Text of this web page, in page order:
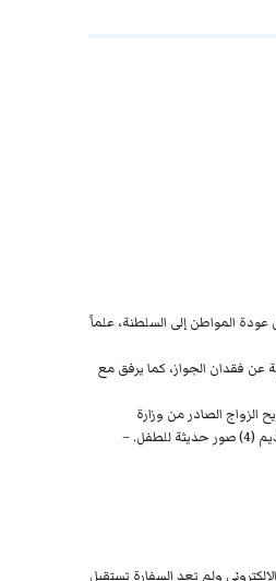
المواطن إلى السلطنة، علماً
عن فقدان الجواز، كما يرفق مع
الصادر من وزارة
للطفل.
–
ولم تعد السفارة تستقبل